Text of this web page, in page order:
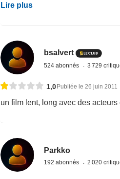
Lire plus
bsalvert
524 abonnés 3 729
1,0Publiée le 26 juin 2011
un film lent, long avec des
Parkko
192 abonnés 2 020